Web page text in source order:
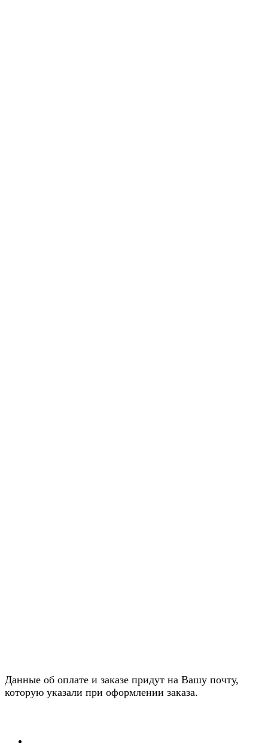
Данные об оплате и заказе придут на Вашу почту,
которую указали при оформлении заказа.